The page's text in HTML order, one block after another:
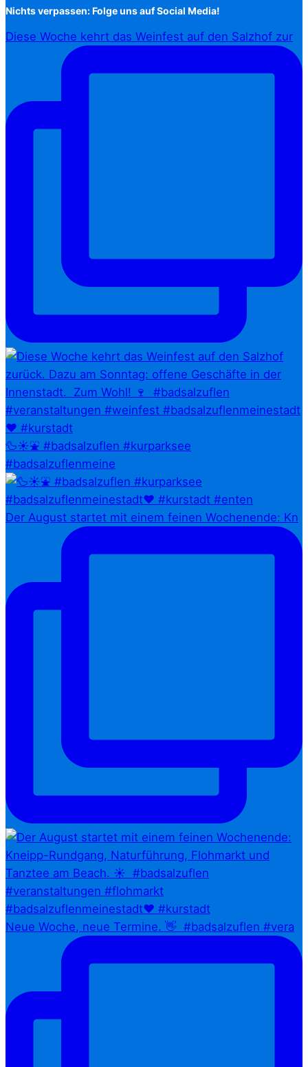
Nichts verpassen: Folge uns auf Social Media!
Diese Woche kehrt das Weinfest auf den Salzhof zur
🦆☀️⛲ #badsalzuflen #kurparksee
#badsalzuflenmeine
Der August startet mit einem feinen Wochenende: Kn
Neue Woche, neue Termine. 👋⁠ ⁠ #badsalzuflen #vera